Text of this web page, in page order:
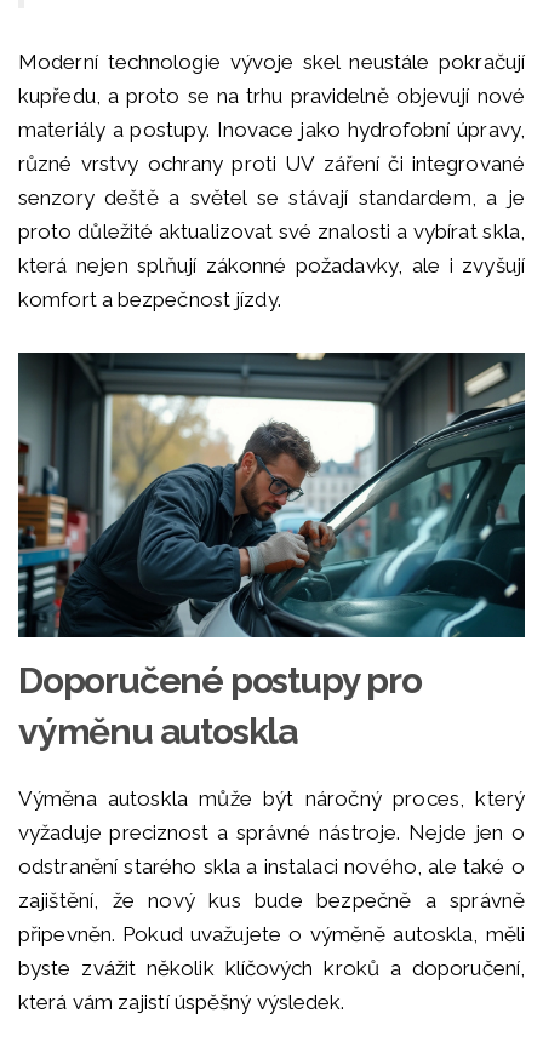
Moderní technologie vývoje skel neustále pokračují
kupředu, a proto se na trhu pravidelně objevují nové
materiály a postupy. Inovace jako hydrofobní úpravy,
různé vrstvy ochrany proti UV záření či integrované
senzory deště a světel se stávají standardem, a je
proto důležité aktualizovat své znalosti a vybírat skla,
která nejen splňují zákonné požadavky, ale i zvyšují
komfort a bezpečnost jízdy.
Doporučené postupy pro
výměnu autoskla
Výměna autoskla může být náročný proces, který
vyžaduje preciznost a správné nástroje. Nejde jen o
odstranění starého skla a instalaci nového, ale také o
zajištění, že nový kus bude bezpečně a správně
připevněn. Pokud uvažujete o výměně autoskla, měli
byste zvážit několik klíčových kroků a doporučení,
která vám zajistí úspěšný výsledek.